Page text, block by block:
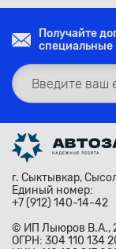
Получайте
г. Сыктывкар,
Единый номер:
+7 (912) 140-14-42
© ИП Лыюров В.А.,
ОГРН: 304 110 134